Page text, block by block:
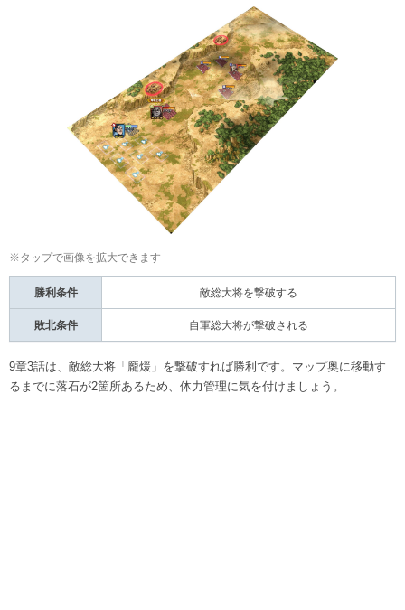
※タップで画像を拡大できます
勝利条件 敵総大将を撃破する
敗北条件 自軍総大将が撃破される
9章3話は、敵総大将「龐煖」を撃破すれば勝利です。マップ奥に移動す
るまでに落石が2箇所あるため、体力管理に気を付けましょう。